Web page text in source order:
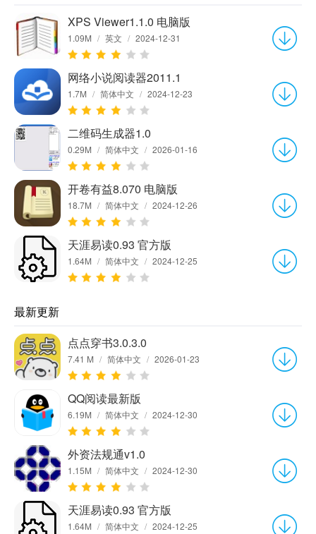
XPS Viewer1.1.0 电脑版
1.09M / 英文 / 2024-12-31
网络小说阅读器2011.1
1.7M / 简体中文 / 2024-12-23
二维码生成器1.0
0.29M / 简体中文 / 2026-01-16
开卷有益8.070 电脑版
18.7M / 简体中文 / 2024-12-26
天涯易读0.93 官方版
1.64M / 简体中文 / 2024-12-25
最新更新
点点穿书3.0.3.0
7.41 M / 简体中文 / 2026-01-23
QQ阅读最新版
6.19M / 简体中文 / 2024-12-30
外资法规通v1.0
1.15M / 简体中文 / 2024-12-30
天涯易读0.93 官方版
1.64M / 简体中文 / 2024-12-25